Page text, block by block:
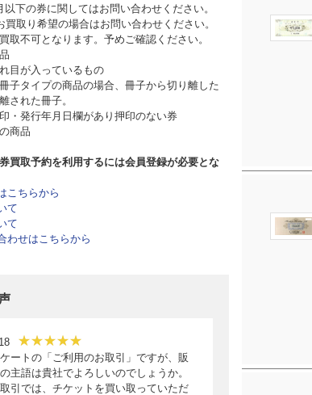
以下の券に関してはお問い合わせください。
買取り希望の場合はお問い合わせください。
取不可となります。予めご確認ください。
目が入っているもの
子タイプの商品の場合、冊子から切り離した
された冊子。
・発行年月日欄があり押印のない券
商品
買取予約を利用するには会員登録が必要とな
こちらから
て
て
わせはこちらから
ートの「ご利用のお取引」ですが、販
主語は貴社でよろしいのでしょうか。
引では、チケットを買い取っていただ